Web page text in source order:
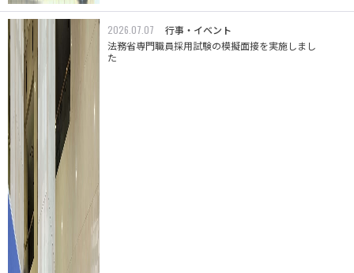
2026.07.07
行事・イベント
法務省専門職員採用試験の模擬面接を実施しまし
た